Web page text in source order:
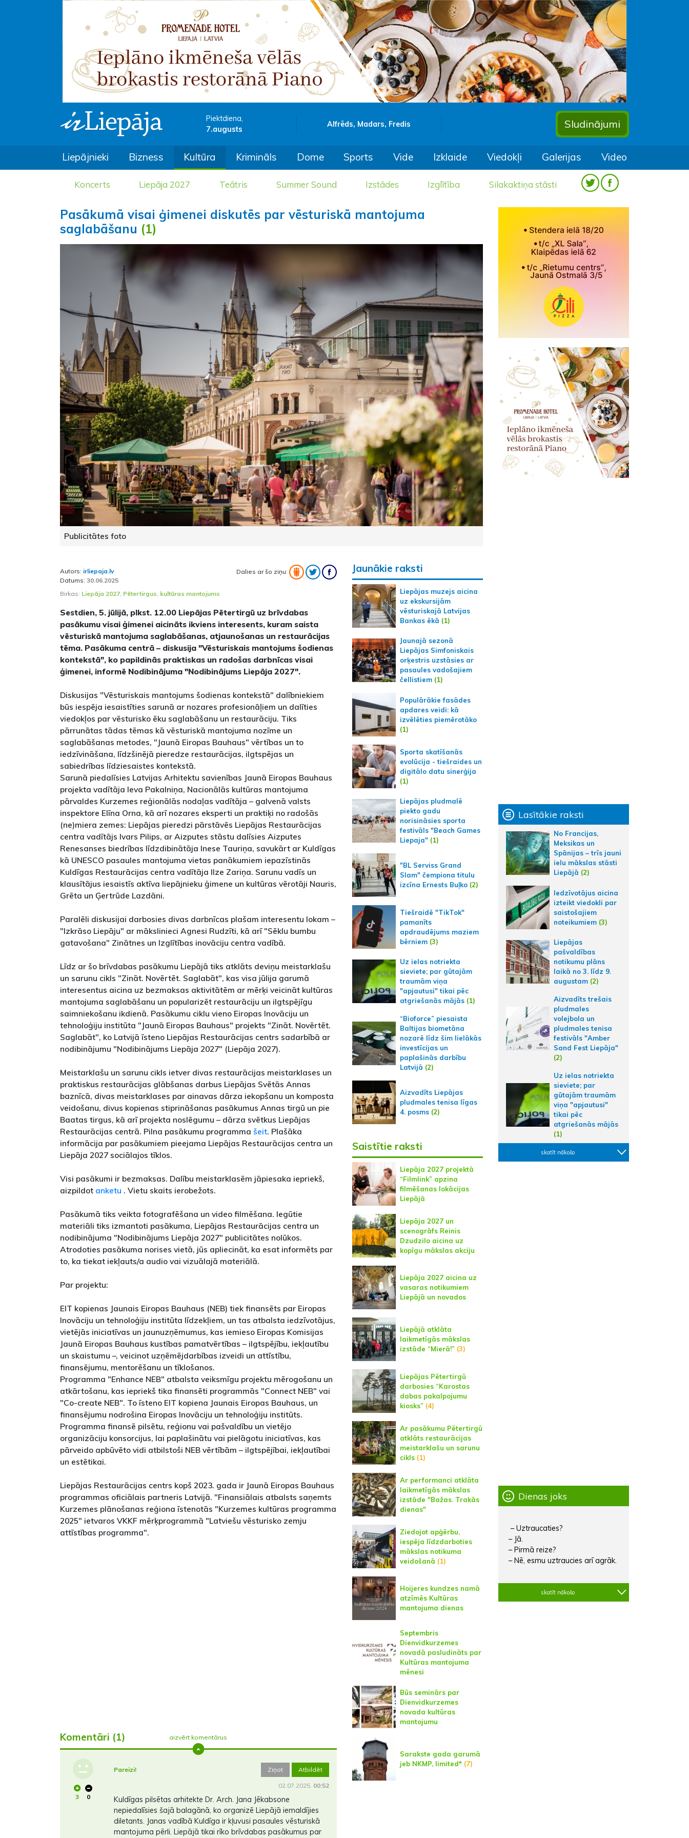
Piektdiena,
7.augusts
Alfrēds, Madars, Fredis Sludinājumi
Liepājnieki Bizness Kultūra Krimināls Dome Sports Vide Izklaide Viedokļi Galerijas Video
Koncerts Liepāja 2027 Teātris Summer Sound Izstādes Izglītība Silakaktiņa stāsti
Pasākumā visai ģimenei diskutēs par vēsturiskā mantojuma
saglabāšanu (1)
Publicitātes foto
Autors: irliepaja.lv
Datums: 30.06.2025
Dalies ar šo ziņu:
Birkas: Liepāja 2027, Pētertirgus, kultūras mantojums
Sestdien, 5. jūlijā, plkst. 12.00 Liepājas Pētertirgū uz brīvdabas
pasākumu visai ģimenei aicināts ikviens interesents, kuram saista
vēsturiskā mantojuma saglabāšanas, atjaunošanas un restaurācijas
tēma. Pasākuma centrā – diskusija "Vēsturiskais mantojums šodienas
kontekstā", ko papildinās praktiskas un radošas darbnīcas visai
ģimenei, informē Nodibinājuma "Nodibinājums Liepāja 2027".
Diskusijas "Vēsturiskais mantojums šodienas kontekstā" dalībniekiem
būs iespēja iesaistīties sarunā ar nozares profesionāļiem un dalīties
viedokļos par vēsturisko ēku saglabāšanu un restaurāciju. Tiks
pārrunātas tādas tēmas kā vēsturiskā mantojuma nozīme un
saglabāšanas metodes, "Jaunā Eiropas Bauhaus" vērtības un to
iedzīvināšana, līdzšinējā pieredze restaurācijas, ilgtspējas un
sabiedrības līdziesaistes kontekstā.
Sarunā piedalīsies Latvijas Arhitektu savienības Jaunā Eiropas Bauhaus
projekta vadītāja Ieva Pakalniņa, Nacionālās kultūras mantojuma
pārvaldes Kurzemes reģionālās nodaļas vadītāja – galvenā valsts
inspektore Elīna Orna, kā arī nozares eksperti un praktiķi no radošās
(ne)miera zemes: Liepājas pieredzi pārstāvēs Liepājas Restaurācijas
centra vadītājs Ivars Pilips, ar Aizputes stāstu dalīsies Aizputes
Renesanses biedrības līdzdibinātāja Inese Tauriņa, savukārt ar Kuldīgas
kā UNESCO pasaules mantojuma vietas panākumiem iepazīstinās
Kuldīgas Restaurācijas centra vadītāja Ilze Zariņa. Sarunu vadīs un
klausītājus iesaistīs aktīva liepājnieku ģimene un kultūras vērotāji Nauris,
Grēta un Ģertrūde Lazdāni.
Paralēli diskusijai darbosies divas darbnīcas plašam interesentu lokam –
"Izkrāso Liepāju" ar mākslinieci Agnesi Rudzīti, kā arī "Sēklu bumbu
gatavošana" Zinātnes un Izglītības inovāciju centra vadībā.
Līdz ar šo brīvdabas pasākumu Liepājā tiks atklāts deviņu meistarklašu
un sarunu cikls "Zināt. Novērtēt. Saglabāt", kas visa jūlija garumā
interesentus aicina uz bezmaksas aktivitātēm ar mērķi veicināt kultūras
mantojuma saglabāšanu un popularizēt restaurāciju un ilgtspējīgu
saimniekošanu ikdienā. Pasākumu ciklu vieno Eiropas Inovāciju un
tehnoloģiju institūta "Jaunā Eiropas Bauhaus" projekts "Zināt. Novērtēt.
Saglabāt", ko Latvijā īsteno Liepājas Restaurācijas centrs sadarbībā ar
nodibinājumu "Nodibinājums Liepāja 2027" (Liepāja 2027).
Meistarklašu un sarunu cikls ietver divas restaurācijas meistarklases un
praktiskus restaurācijas glābšanas darbus Liepājas Svētās Annas
baznīcā, divas meistarklases par ainavas dārza iekopšanu un komposta
veidošanu, divus kopienas stiprināšanas pasākumus Annas tirgū un pie
Baatas tirgus, kā arī projekta noslēgumu – dārza svētkus Liepājas
Restaurācijas centrā. Pilna pasākumu programma šeit. Plašāka
informācija par pasākumiem pieejama Liepājas Restaurācijas centra un
Liepāja 2027 sociālajos tīklos.
Visi pasākumi ir bezmaksas. Dalību meistarklasēm jāpiesaka iepriekš,
aizpildot anketu . Vietu skaits ierobežots.
Pasākumā tiks veikta fotografēšana un video filmēšana. Iegūtie
materiāli tiks izmantoti pasākuma, Liepājas Restaurācijas centra un
nodibinājuma "Nodibinājums Liepāja 2027" publicitātes nolūkos.
Atrodoties pasākuma norises vietā, jūs apliecināt, ka esat informēts par
to, ka tiekat iekļauts/a audio vai vizuālajā materiālā.
Par projektu:
EIT kopienas Jaunais Eiropas Bauhaus (NEB) tiek finansēts par Eiropas
Inovāciju un tehnoloģiju institūta līdzekļiem, un tas atbalsta iedzīvotājus,
vietējās iniciatīvas un jaunuzņēmumus, kas iemieso Eiropas Komisijas
Jaunā Eiropas Bauhaus kustības pamatvērtības – ilgtspējību, iekļautību
un skaistumu –, veicinot uzņēmējdarbības izveidi un attīstību,
finansējumu, mentorēšanu un tīklošanos.
Programma "Enhance NEB" atbalsta veiksmīgu projektu mērogošanu un
atkārtošanu, kas iepriekš tika finansēti programmās "Connect NEB" vai
"Co-create NEB". To īsteno EIT kopiena Jaunais Eiropas Bauhaus, un
finansējumu nodrošina Eiropas Inovāciju un tehnoloģiju institūts.
Programma finansē pilsētu, reģionu vai pašvaldību un vietējo
organizāciju konsorcijus, lai paplašinātu vai pielāgotu iniciatīvas, kas
pārveido apbūvēto vidi atbilstoši NEB vērtībām – ilgtspējībai, iekļautībai
un estētikai.
Liepājas Restaurācijas centrs kopš 2023. gada ir Jaunā Eiropas Bauhaus
programmas oficiālais partneris Latvijā. "Finansiālais atbalsts saņemts
Kurzemes plānošanas reģiona īstenotās "Kurzemes kultūras programma
2025" ietvaros VKKF mērķprogrammā "Latviešu vēsturisko zemju
attīstības programma".
Komentāri (1) aizvērt komentārus
3 0
Pareizi! Ziņot Atbildēt
02.07.2025. 00:52
Kuldīgas pilsētas arhitekte Dr. Arch. Jana Jēkabsone
nepiedalīsies šajā balagānā, ko organizē Liepājā iemaldījies
diletants. Janas vadībā Kuldīga ir kļuvusi pasaules vēsturiskā
mantojuma pērli. Liepājā tikai rīko brīvdabas pasākumus par
Jaunākie raksti
Liepājas muzejs aicina
uz ekskursijām
vēsturiskajā Latvijas
Bankas ēkā (1)
Jaunajā sezonā
Liepājas Simfoniskais
orķestris uzstāsies ar
pasaules vadošajiem
čellistiem(1)
Populārākie fasādes
apdares veidi: kā
izvēlēties piemērotāko
(1)
Sporta skatīšanās
evolūcija - tiešraides un
digitālo datu sinerģija
(1)
Liepājas pludmalē
piekto gadu
norisināsies sporta
festivāls "Beach Games
Liepaja"(1)
"BL Serviss Grand
Slam" čempiona titulu
izcīna Ernests Buļko(2)
Tiešraidē "TikTok"
pamanīts
apdraudējums maziem
bērniem(3)
Uz ielas notriekta
sieviete; par gūtajām
traumām viņa
"apjautusi" tikai pēc
atgriešanās mājās(1)
“Bioforce” piesaista
Baltijas biometāna
nozarē līdz šim lielākās
investīcijas un
paplašinās darbību
Latvijā (2)
Aizvadīts Liepājas
pludmales tenisa līgas
4. posms(2)
Saistītie raksti
Liepāja 2027 projektā
“Filmlink” apzina
filmēšanas lokācijas
Liepājā
Liepāja 2027 un
scenogrāfs Reinis
Dzudzilo aicina uz
kopīgu mākslas akciju
Liepāja 2027 aicina uz
vasaras notikumiem
Liepājā un novados
Liepājā atklāta
laikmetīgās mākslas
izstāde “Mierā!” (3)
Liepājas Pētertirgū
darbosies “Karostas
dabas pakalpojumu
kiosks” (4)
Ar pasākumu Pētertirgū
atklāts restaurācijas
meistarklašu un sarunu
cikls(1)
Ar performanci atklāta
laikmetīgās mākslas
izstāde "Bažas. Trakās
dienas"
Ziedojot apģērbu,
iespēja līdzdarboties
mākslas notikuma
veidošanā (1)
Hoijeres kundzes namā
atzīmēs Kultūras
mantojuma dienas
Septembris
Dienvidkurzemes
novadā pasludināts par
Kultūras mantojuma
mēnesi
Būs seminārs par
Dienvidkurzemes
novada kultūras
mantojumu
Sarakste gada garumā
jeb NKMP, limited* (7)
Lasītākie raksti
No Francijas,
Meksikas un
Spānijas – trīs jauni
ielu mākslas stāsti
Liepājā (2)
Iedzīvotājus aicina
izteikt viedokli par
saistošajiem
noteikumiem (3)
Liepājas
pašvaldības
notikumu plāns
laikā no 3. līdz 9.
augustam (2)
Aizvadīts trešais
pludmales
volejbola un
pludmales tenisa
festivāls "Amber
Sand Fest Liepāja"
(2)
Uz ielas notriekta
sieviete; par
gūtajām traumām
viņa "apjautusi"
tikai pēc
atgriešanās mājās
(1)
skatīt nākošo
Dienas joks
– Uztraucaties?
– Jā.
– Pirmā reize?
– Nē, esmu uztraucies arī agrāk.
skatīt nākošo